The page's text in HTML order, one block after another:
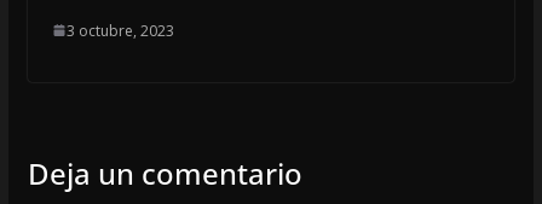
3 octubre, 2023
Deja un comentario